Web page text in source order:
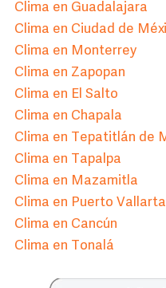
Clima en Guadalajara
Clima en Ciudad de
Clima en Monterrey
Clima en Zapopan
Clima en El Salto
Clima en Chapala
Clima en Tepatitlán de
Clima en Tapalpa
Clima en Mazamitla
Clima en Puerto Vallarta
Clima en Cancún
Clima en Tonalá